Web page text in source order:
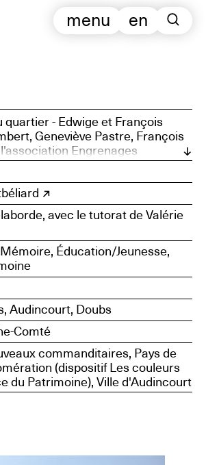
en
menu
quartier - Edwige et François
Geneviève Pastre, François
Engrenages
et Transmission. Et le soutien
d'Audincourt pour un
valorisation du patrimoine
artistique du quartier des Autos
avec le tutorat de Valérie
Éducation/Jeunesse,
Audincourt, Doubs
Comté
commanditaires, Pays de
(dispositif Les couleurs
du Patrimoine), Ville d'Audincourt